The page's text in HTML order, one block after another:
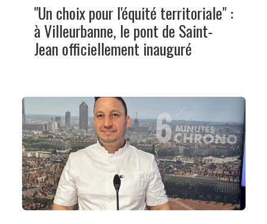
"Un choix pour l'équité territoriale" :
à Villeurbanne, le pont de Saint-
Jean officiellement inauguré